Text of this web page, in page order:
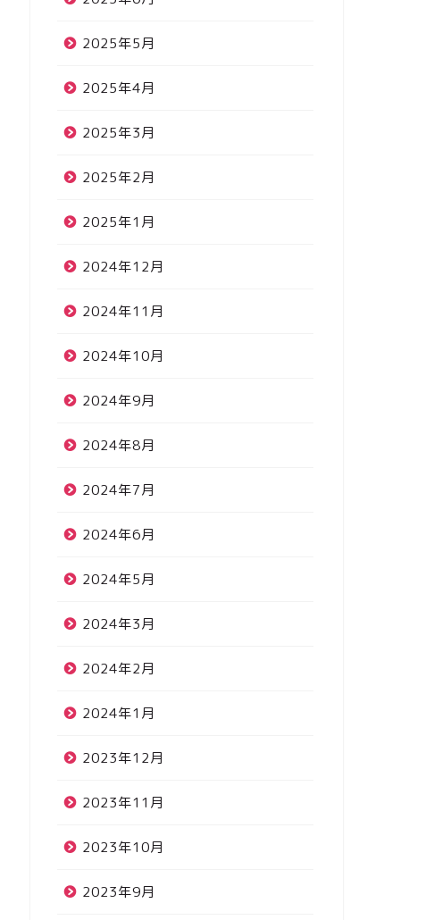
2025年5月
2025年4月
2025年3月
2025年2月
2025年1月
2024年12月
2024年11月
2024年10月
2024年9月
2024年8月
2024年7月
2024年6月
2024年5月
2024年3月
2024年2月
2024年1月
2023年12月
2023年11月
2023年10月
2023年9月